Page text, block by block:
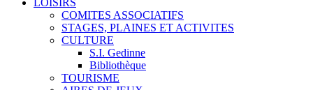
LOISIRS
COMITES ASSOCIATIFS
STAGES, PLAINES ET ACTIVITES
CULTURE
S.I. Gedinne
Bibliothèque
TOURISME